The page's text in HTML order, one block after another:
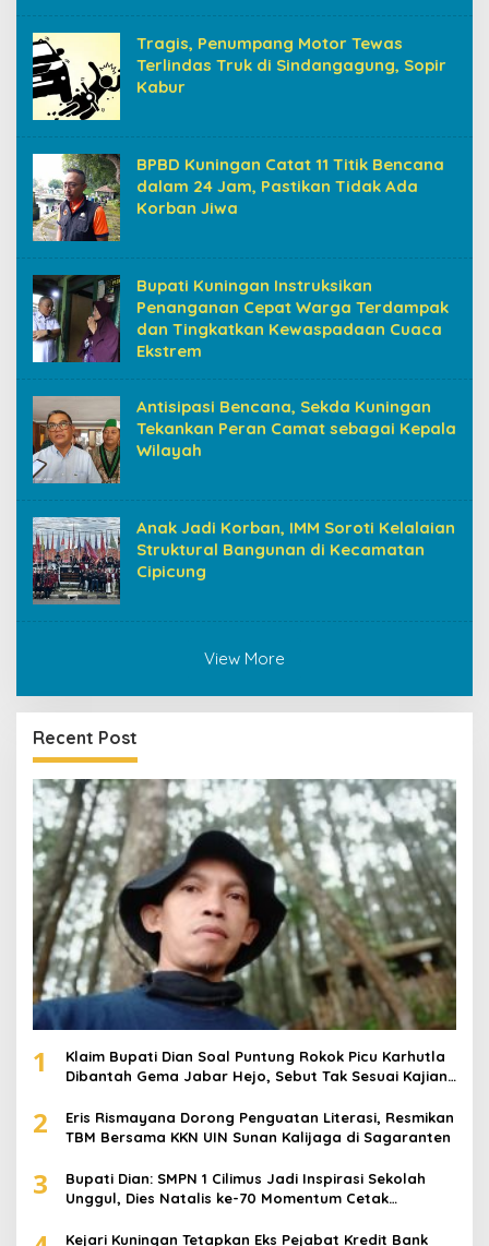
Tragis, Penumpang Motor Tewas
Terlindas Truk di Sindangagung, Sopir
Kabur
BPBD Kuningan Catat 11 Titik Bencana
dalam 24 Jam, Pastikan Tidak Ada
Korban Jiwa
Bupati Kuningan Instruksikan
Penanganan Cepat Warga Terdampak
dan Tingkatkan Kewaspadaan Cuaca
Ekstrem
Antisipasi Bencana, Sekda Kuningan
Tekankan Peran Camat sebagai Kepala
Wilayah
Anak Jadi Korban, IMM Soroti Kelalaian
Struktural Bangunan di Kecamatan
Cipicung
View More
Recent Post
1
Klaim Bupati Dian Soal Puntung Rokok Picu Karhutla
Dibantah Gema Jabar Hejo, Sebut Tak Sesuai Kajian
2
Eris Rismayana Dorong Penguatan Literasi, Resmikan
TBM Bersama KKN UIN Sunan Kalijaga di Sagaranten
3
Bupati Dian: SMPN 1 Cilimus Jadi Inspirasi Sekolah
Unggul, Dies Natalis ke-70 Momentum Cetak
Kejari Kuningan Tetapkan Eks Pejabat Kredit Bank